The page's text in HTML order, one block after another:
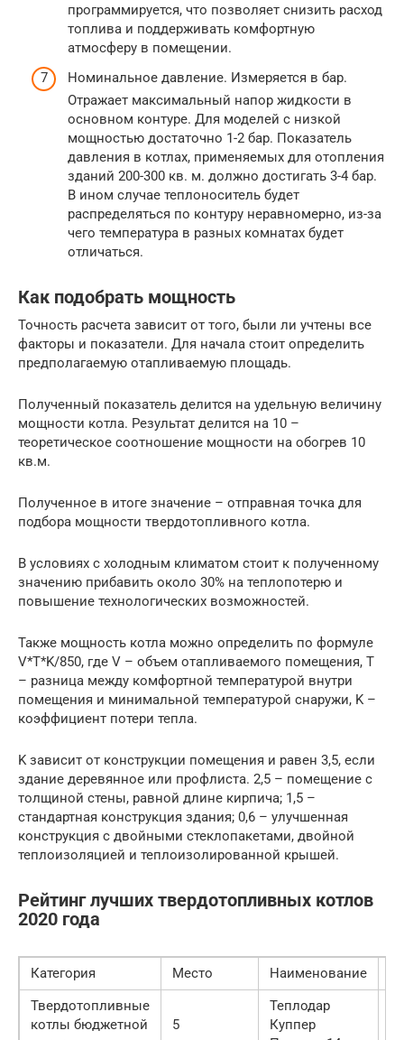
программируется, что позволяет снизить расход
топлива и поддерживать комфортную
атмосферу в помещении.
Номинальное давление. Измеряется в бар.
Отражает максимальный напор жидкости в
основном контуре. Для моделей с низкой
мощностью достаточно 1-2 бар. Показатель
давления в котлах, применяемых для отопления
зданий 200-300 кв. м. должно достигать 3-4 бар.
В ином случае теплоноситель будет
распределяться по контуру неравномерно, из-за
чего температура в разных комнатах будет
отличаться.
Как подобрать мощность
Точность расчета зависит от того, были ли учтены все
факторы и показатели. Для начала стоит определить
предполагаемую отапливаемую площадь.
Полученный показатель делится на удельную величину
мощности котла. Результат делится на 10 –
теоретическое соотношение мощности на обогрев 10
кв.м.
Полученное в итоге значение – отправная точка для
подбора мощности твердотопливного котла.
В условиях с холодным климатом стоит к полученному
значению прибавить около 30% на теплопотерю и
повышение технологических возможностей.
Также мощность котла можно определить по формуле
V*T*K/850, где V – объем отапливаемого помещения, T
– разница между комфортной температурой внутри
помещения и минимальной температурой снаружи, K –
коэффициент потери тепла.
K зависит от конструкции помещения и равен 3,5, если
здание деревянное или профлиста. 2,5 – помещение с
толщиной стены, равной длине кирпича; 1,5 –
стандартная конструкция здания; 0,6 – улучшенная
конструкция с двойными стеклопакетами, двойной
теплоизоляцией и теплоизолированной крышей.
Рейтинг лучших твердотопливных котлов
2020 года
Категория Место Наименование
Твердотопливные
котлы бюджетной
5
Теплодар
Куппер